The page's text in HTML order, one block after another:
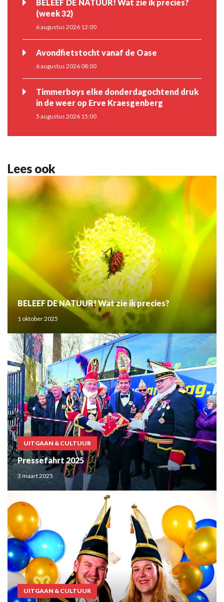
BELEEF DE NATUUR! Wat zie ik precies?
(week 32)
6 augustus 2026 12:00
Avondfietstocht vanaf de Oase
6 augustus 2026 08:00
Timmerboys elke donderdagochtend druk
in de weer op Erve Kraesgenberg
5 augustus 2026 15:00
Lees ook
BELEEF DE NATUUR! Wat zie ik precies?
1 oktober 2025
UITGAAN & CULTUUR
Pressefahrt 2025
3 maart 2025
UITGAAN & CULTUUR